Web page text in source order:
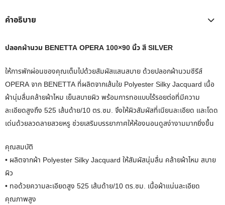
คำอธิบาย
ปลอกผ้านวม BENETTA OPERA 100×90 นิ้ว สี SILVER
ให้การพักผ่อนของคุณเต็มไปด้วยสัมผัสแสนสบาย ด้วยปลอกผ้านวมซีรีส์
OPERA จาก BENETTA ที่ผลิตจากเส้นใย Polyester Silky Jacquard เนื้อ
ผ้านุ่มลื่นคล้ายผ้าไหม เย็นสบายผิว พร้อมการทอแบบไร้รอยต่อที่มีความ
ละเอียดสูงถึง 525 เส้นด้าย/10 ตร.ซม. จึงให้ผิวสัมผัสที่เนียนละเอียด และโดด
เด่นด้วยลวดลายสวยหรู ช่วยเสริมบรรยากาศให้ห้องนอนดูสง่างามมากยิ่งขึ้น
คุณสมบัติ
• ผลิตจากผ้า Polyester Silky Jacquard ให้สัมผัสนุ่มลื่น คล้ายผ้าไหม สบาย
ผิว
• ทอด้วยความละเอียดสูง 525 เส้นด้าย/10 ตร.ซม. เนื้อผ้าแน่นละเอียด
คุณภาพสูง